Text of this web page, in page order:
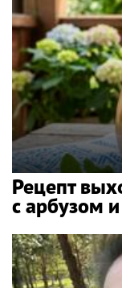
Рецепт
с арбузом